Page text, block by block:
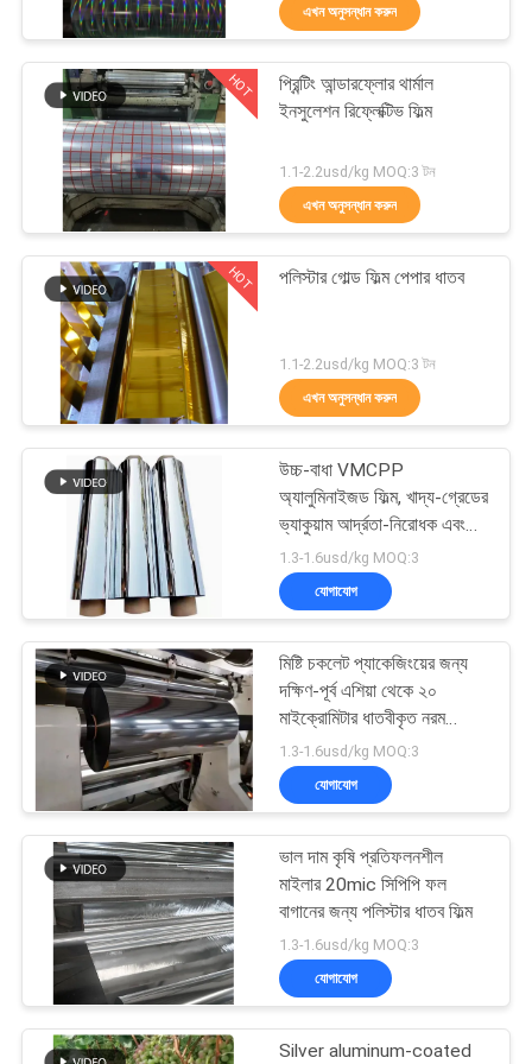
গুণমান
নিয়ন্ত্রণ
আমাদের
সাথে
যোগাযোগ
একটি
উদ্ধৃতি
অনুরোধ
সাইট
ম্যাপ
গোপনীয়তা
ধাতবায়িত সিপিপি ফিল্ম
ধাতবায়িত পিইটি ফিল্ম
রঙিন ধাতব ফিল্ম
25
সোনার রূপা কাগজ
এখন অনুসন্ধান করুন
HOT
প্রিন্টিং আন্ডারফ্লোর থার্মাল
ইনসুলেশন রিফ্লেক্টিভ ফিল্ম
1.1-2.2usd/kg MOQ:3 টন
এখন অনুসন্ধান করুন
HOT পলিস্টার গোল্ড ফিল্ম পেপার ধাতব
1.1-2.2usd/kg MOQ:3 টন
এখন অনুসন্ধান করুন
উচ্চ-বাধা VMCPP
অ্যালুমিনাইজড ফিল্ম, খাদ্য-গ্রেডের
ভ্যাকুয়াম আর্দ্রতা-নিরোধক এবং
অ্যান্টি-অক্সিডেশন CPP যৌগিক
ফিল্ম
1.3-1.6usd/kg MOQ:3
যোগাযোগ
মিষ্টি চকলেট প্যাকেজিংয়ের জন্য
দক্ষিণ-পূর্ব এশিয়া থেকে ২০
মাইক্রোমিটার ধাতবীকৃত নরম
সিপিপি রপ্তানি
1.3-1.6usd/kg MOQ:3
যোগাযোগ
ভাল দাম কৃষি প্রতিফলনশীল
মাইলার 20mic সিপিপি ফল
বাগানের জন্য পলিস্টার ধাতব ফিল্ম
1.3-1.6usd/kg MOQ:3
যোগাযোগ
Silver aluminum-coated